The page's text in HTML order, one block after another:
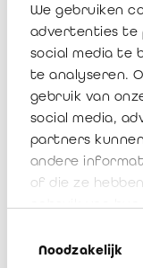
We gebruiken
advertenties te
social media te
te analyseren.
gebruik van
social media,
partners
andere
of die ze
Noodzakelijk
2 juillet 2025
prudential